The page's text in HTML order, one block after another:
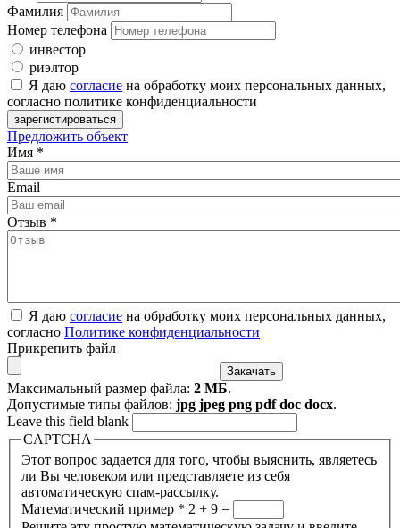
Фамилия
Номер телефона
инвестор
риэлтор
Я даю согласие на обработку моих персональных данных,
согласно политике конфиденциальности
Предложить объект
Имя *
Email
Отзыв *
Я даю согласие на обработку моих персональных данных,
согласно Политике конфиденциальности
Прикрепить файл
Максимальный размер файла: 2 МБ.
Допустимые типы файлов: jpg jpeg png pdf doc docx.
Leave this field blank
CAPTCHA
Этот вопрос задается для того, чтобы выяснить, являетесь
ли Вы человеком или представляете из себя
автоматическую спам-рассылку.
Математический пример * 2 + 9 =